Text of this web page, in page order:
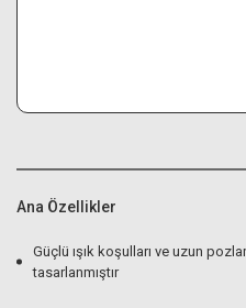
Ana Özellikler
Güçlü ışık koşulları ve uzun
tasarlanmıştır